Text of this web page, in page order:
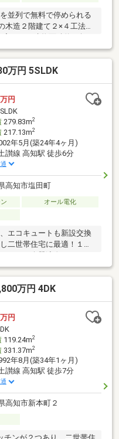
並列で無料で停められる
木造２階建て２×４工法を
ンパクトにまとまってい
ておりお車の出し入れも
万円 5SLDK
万円
279.83m2
217.13m2
年5月(築24年4ヶ月)
讃線 高知駅 徒歩6分
高知市塩田町
オール電化
エコキュートも新設交換
二世帯住宅に最適！１階
です。楽器演奏ができる
など、豊かな暮らしを彩
万円 4DK
万円
119.24m2
331.37m2
年8月(築34年1ヶ月)
讃線 高知駅 徒歩7分
高知市新本町２